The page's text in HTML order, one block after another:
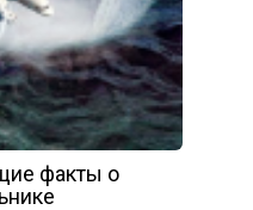
факты о